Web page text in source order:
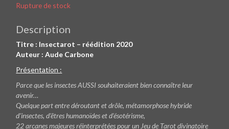
Rupture de stock
Description
Titre : Insectarot – réédition 2020
Auteur : Aude Carbone
Présentation :
Parce que les insectes AUSSI souhaiteraient bien connaître leur
avenir…
Quelque part entre déroutant et drôle, métamorphose hybride
d’insectes, d’êtres humanoïdes et d’ésotérisme,
22 arcanes majeures réinterprétées pour un Jeu de Tarot divinatoire